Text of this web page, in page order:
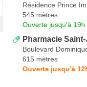
Résidence Prince
545 mètres
Ouverte jusqu'à 19h
Pharmacie
Boulevard
615 mètres
Ouverte jusqu'à